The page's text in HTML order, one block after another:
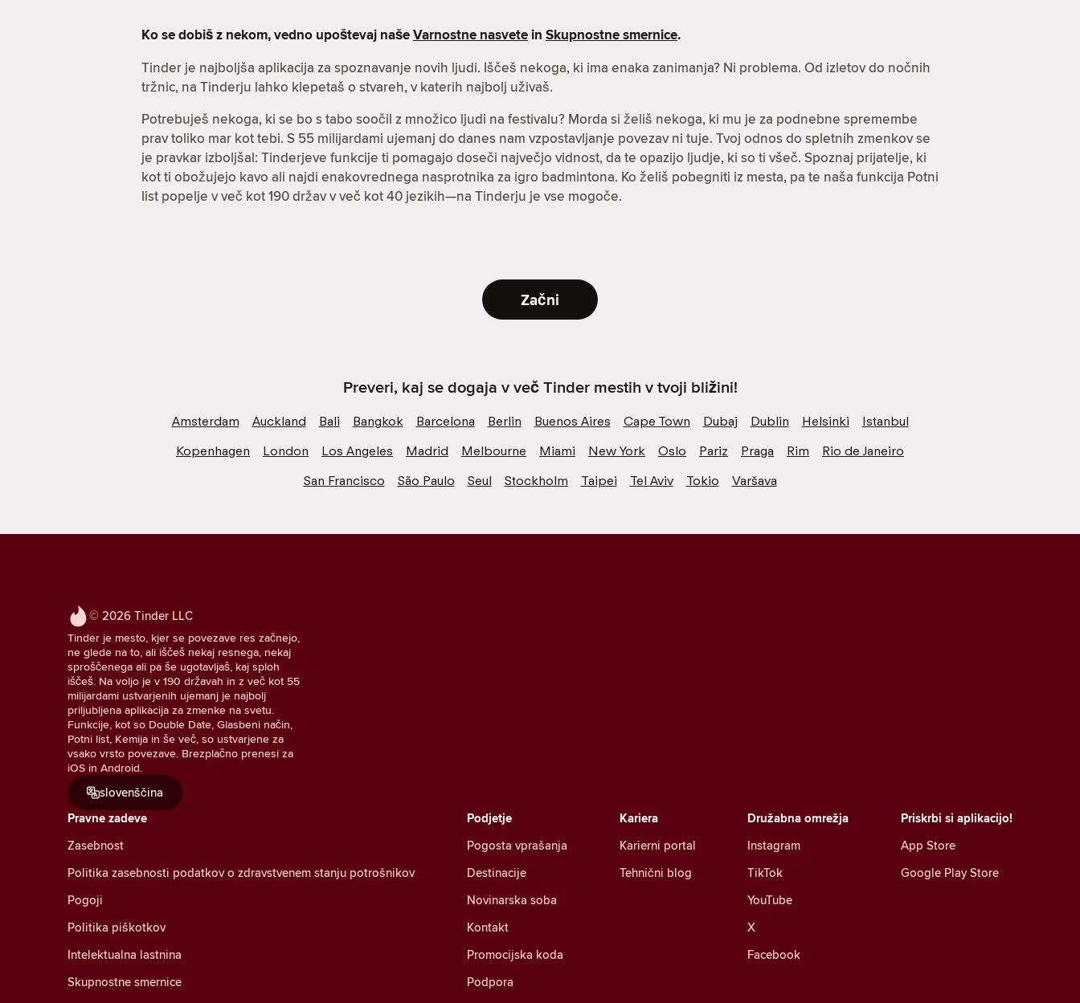
Ko se dobiš z nekom, vedno upoštevaj našeVarnostne nasvete in Skupnostne smernice.
Tinder je najboljša aplikacija za spoznavanje novih ljudi. Iščeš nekoga, ki ima enaka zanimanja? Ni problema. Od izletov do nočnih
tržnic, na Tinderju lahko klepetaš o stvareh, v katerih najbolj uživaš.
Potrebuješ nekoga, ki se bo s tabo soočil z množico ljudi na festivalu? Morda si želiš nekoga, ki mu je za podnebne spremembe
prav toliko mar kot tebi. S 55 milijardami ujemanj do danes nam vzpostavljanje povezav ni tuje. Tvoj odnos do spletnih zmenkov se
je pravkar izboljšal: Tinderjeve funkcije ti pomagajo doseči največjo vidnost, da te opazijo ljudje, ki so ti všeč. Spoznaj prijatelje, ki
kot ti obožujejo kavo ali najdi enakovrednega nasprotnika za igro badmintona. Ko želiš pobegniti iz mesta, pa te naša funkcija Potni
list popelje v več kot 190 držav v več kot 40 jezikih—na Tinderju je vse mogoče.
Začni
Preveri, kaj se dogaja v več Tinder mestih v tvoji bližini!
Amsterdam Auckland Bali Bangkok Barcelona Berlin Buenos Aires Cape Town Dubaj Dublin Helsinki
Istanbul
Kopenhagen
London Los Angeles Madrid Melbourne Miami New York Oslo Pariz Praga Rim
Rio de Janeiro
San Francisco
São Paulo Seul Stockholm Taipei Tel Aviv Tokio Varšava
© 2026 Tinder LLC
Tinder je mesto, kjer se povezave res začnejo,
ne glede na to, ali iščeš nekaj resnega, nekaj
sproščenega ali pa še ugotavljaš, kaj sploh
iščeš. Na voljo je v 190 državah in z več kot 55
milijardami ustvarjenih ujemanj je najbolj
priljubljena aplikacija za zmenke na svetu.
Funkcije, kot so Double Date, Glasbeni način,
Potni list, Kemija in še več, so ustvarjene za
vsako vrsto povezave. Brezplačno prenesi za
iOS in Android.
slovenščina
Družabna omrežja
Instagram
TikTok
YouTube
X
Facebook
Pravne zadeve
Zasebnost
Politika zasebnosti podatkov o zdravstvenem stanju potrošnikov
Pogoji
Politika piškotkov
Intelektualna lastnina
Skupnostne smernice
Kariera
Karierni portal
Tehnični blog
Podjetje
Pogosta vprašanja
Destinacije
Novinarska soba
Kontakt
Promocijska koda
Podpora
Priskrbi si aplikacijo!
App Store
Google Play Store